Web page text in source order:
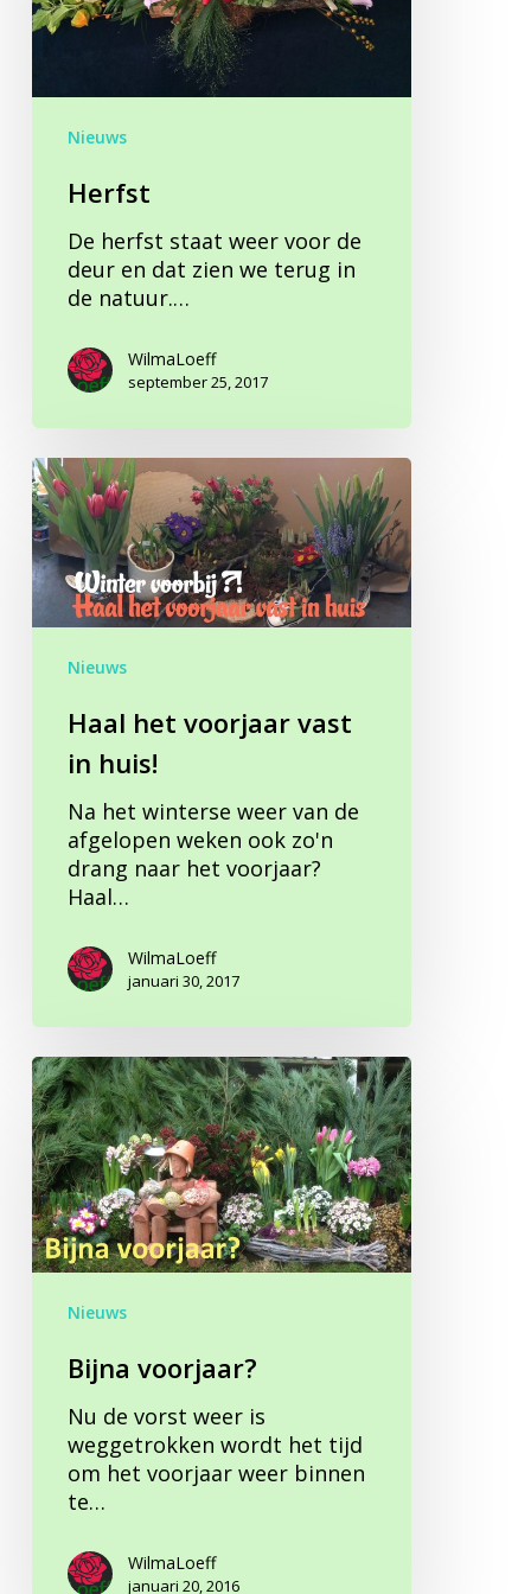
Nieuws
Herfst
De herfst staat weer voor de
deur en dat zien we terug in
de natuur.…
WilmaLoeff
september 25, 2017
Haal
het
voorjaar
vast
in
huis!
Nieuws
Haal het voorjaar vast
in huis!
Na het winterse weer van de
afgelopen weken ook zo'n
drang naar het voorjaar?
Haal…
WilmaLoeff
januari 30, 2017
Bijna
voorjaar?
Nieuws
Bijna voorjaar?
Nu de vorst weer is
weggetrokken wordt het tijd
om het voorjaar weer binnen
te…
WilmaLoeff
januari 20, 2016